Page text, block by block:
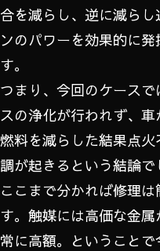
合を減らし、逆に減ら
ンのパワーを効果的に
す。
つまり、今回のケース
スの浄化が行われず、
燃料を減らした結果点
調が起きるという結論で
ここまで分かれば修理
す。触媒には高価な金
常に高額。ということ